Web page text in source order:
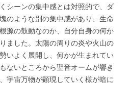
シーンの集中感とは対照的で、ダ
のような別の集中感があり、生命
源の鼓動なのか、自分自身の何か
ました。太陽の周りの炎や火山の
いよく展開し、何かが生まれてい
ないところから聖音オームが響き
宇宙万物が顕現していく様が暗に